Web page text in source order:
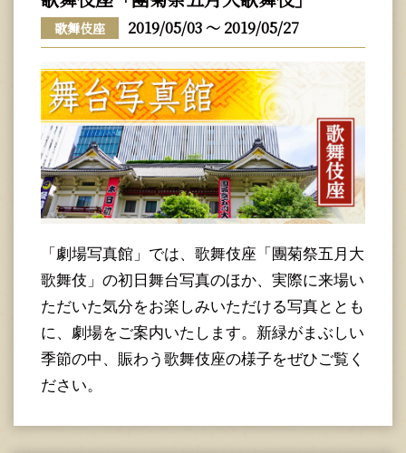
歌舞伎座 2019/05/03 ～ 2019/05/27
「劇場写真館」では、歌舞伎座「團菊祭五月大
歌舞伎」の初日舞台写真のほか、実際に来場い
ただいた気分をお楽しみいただける写真ととも
に、劇場をご案内いたします。新緑がまぶしい
季節の中、賑わう歌舞伎座の様子をぜひご覧く
ださい。